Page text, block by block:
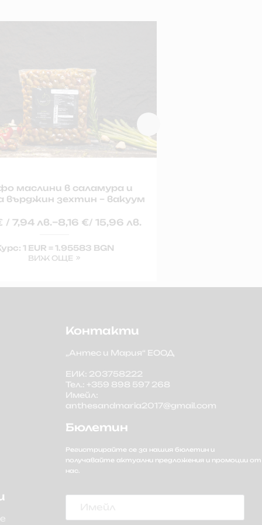
маслини в саламура и
върджин зехтин – вакуум
/ 7,94 лв.–8,16 €/ 15,96 лв.
1 EUR = 1.95583 BGN
ВИЖ ОЩЕ
Контакти
„Антес и Мария“ ЕООД
ЕИК: 203758222
Тел.: +359 898 597 268
Имейл:
anthesandmaria2017@gmail.com
Бюлетин
Регистрирайте се за нашия бюлетин и
получавайте актуални предложения и промоции от
нас.